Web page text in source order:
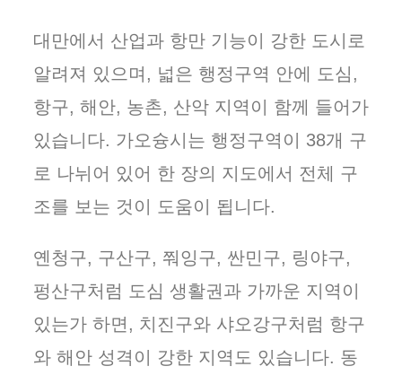
대만에서 산업과 항만 기능이 강한 도시로
알려져 있으며, 넓은 행정구역 안에 도심,
항구, 해안, 농촌, 산악 지역이 함께 들어가
있습니다. 가오슝시는 행정구역이 38개 구
로 나뉘어 있어 한 장의 지도에서 전체 구
조를 보는 것이 도움이 됩니다.
옌청구, 구산구, 쭤잉구, 싼민구, 링야구,
펑산구처럼 도심 생활권과 가까운 지역이
있는가 하면, 치진구와 샤오강구처럼 항구
와 해안 성격이 강한 지역도 있습니다. 동